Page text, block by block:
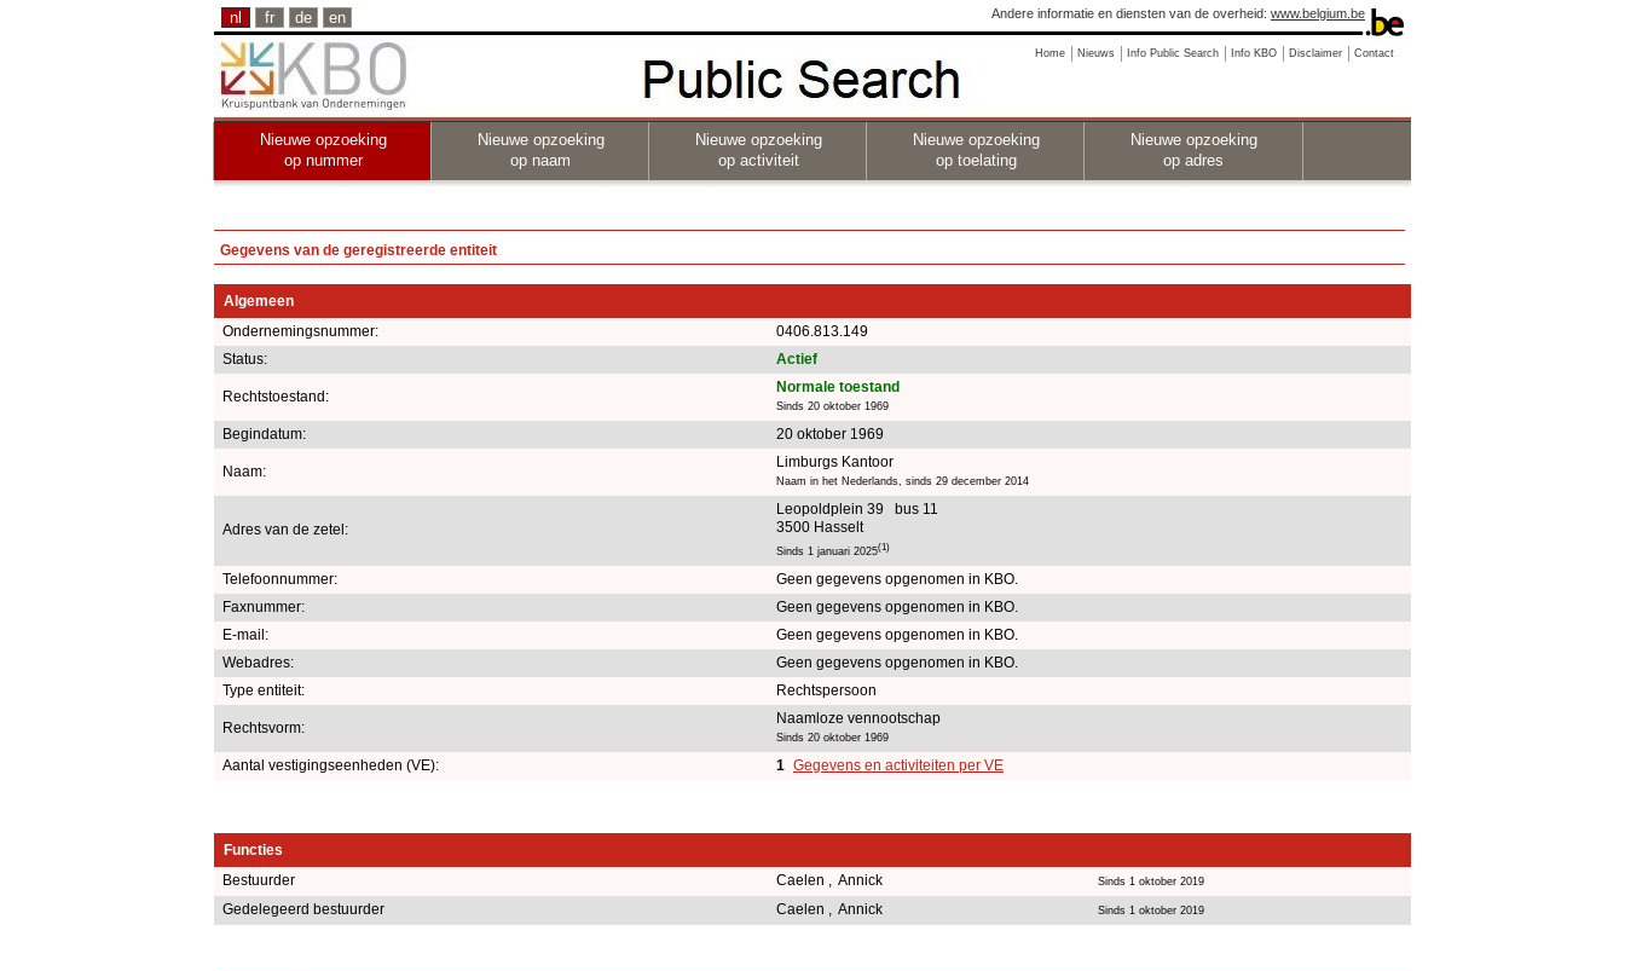
nl fr de en Andere informatie en diensten van de overheid: www.belgium.be
Home Nieuws Info Public Search Info KBO Disclaimer Contact
Nieuwe opzoeking
op nummer
Nieuwe opzoeking
op naam
Nieuwe opzoeking
op activiteit
Nieuwe opzoeking
op toelating
Nieuwe opzoeking
op adres
Gegevens van de geregistreerde entiteit
Algemeen
Ondernemingsnummer:
0406.813.149
Status:
Actief
Rechtstoestand:
Normale toestand
Sinds 20 oktober 1969
Begindatum: 20 oktober 1969
Naam:
Limburgs Kantoor
Naam in het Nederlands, sinds 29 december 2014
Adres van de zetel:
Leopoldplein 39 bus 11
3500 Hasselt
Sinds 1 januari 2025(1)
Telefoonnummer:
Geen gegevens opgenomen in KBO.
Faxnummer:
Geen gegevens opgenomen in KBO.
E-mail:
Geen gegevens opgenomen in KBO.
Webadres:
Geen gegevens opgenomen in KBO.
Type entiteit:
Rechtspersoon
Rechtsvorm:
Naamloze vennootschap
Sinds 20 oktober 1969
Aantal vestigingseenheden (VE): 1 Gegevens en activiteiten per VE
Functies
Bestuurder
Caelen , Annick Sinds 1 oktober 2019
Gedelegeerd bestuurder Caelen , Annick Sinds 1 oktober 2019